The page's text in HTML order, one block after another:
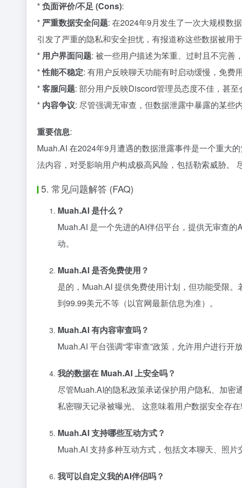
*负面评价/不足 (Cons):
* 严重数据安全问题: 在2024年9月发生了一次大规模数
引发了严重的隐私和安全担忧，有报道称这些数据被用于
* 用户界面问题: 被一些用户描述为笨重、过时且不完善
*性能不稳定: 有用户反映聊天功能有时启动缓慢，免费
*客服问题: 部分用户反映Discord管理员态度不佳，甚至
* 内容争议: 尽管强调无审查，但数据泄露中暴露的某些
重要信息:
Muah.AI 在2024年9月遭遇的数据泄露事件是一个重大
法内容，对受影响用户构成极高风险，包括勒索威胁。
5. 常见问题解答 (FAQ)
Muah.AI 是什么？
Muah.AI 是一个先进的AI伴侣平台，提供无审查
动。
Muah.AI 是否免费使用？
是的，Muah.AI 提供免费使用计划，但功能受限
到99.99美元不等（以官网最新信息为准）。
Muah.AI 有内容审查吗？
Muah.AI 平台强调“零审查”政策，允许用户进行
我的数据在 Muah.AI 上安全吗？
尽管Muah.AI的隐私政策承诺保护用户隐私、加
私密聊天记录被曝光。 这意味着用户数据安全存在
Muah.AI 支持哪些互动方式？
Muah.AI 支持多种互动方式，包括文本聊天、照
我可以自定义我的AI伴侣吗？